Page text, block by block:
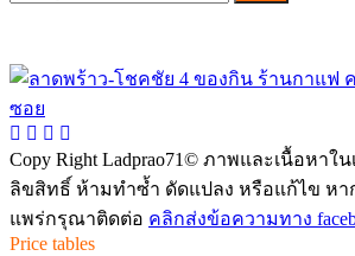
Copy Right Ladprao71© ภาพและเนื้อหาใ
ลิขสิทธิ์ ห้ามทำซ้ำ ดัดแปลง หรือแก้ไข หา
แพร่กรุณาติดต่อ คลิกส่งข้อความทาง
Price tables